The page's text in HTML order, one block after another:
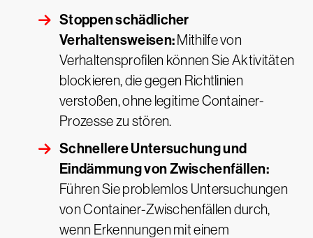
Stoppen schädlicher
Verhaltensweisen: Mithilfe von
Verhaltensprofilen können Sie Aktivitäten
blockieren, die gegen Richtlinien
verstoßen, ohne legitime Container-
Prozesse zu stören.
Schnellere Untersuchung und
Eindämmung von Zwischenfällen:
Führen Sie problemlos Untersuchungen
von Container-Zwischenfällen durch,
wenn Erkennungen mit einem